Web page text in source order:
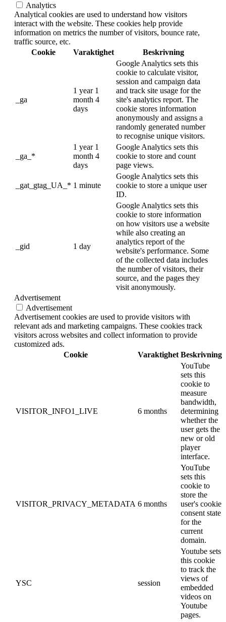
Analytics
Analytical cookies are used to understand how visitors
interact with the website. These cookies help provide
information on metrics the number of visitors, bounce rate,
traffic source, etc.
Cookie
Varaktighet Beskrivning
_ga
1 year 1
month 4
days
Google Analytics sets this
cookie to calculate visitor,
session and campaign data
and track site usage for the
site's analytics report. The
cookie stores information
anonymously and assigns a
randomly generated number
to recognise unique visitors.
_ga_*
1 year 1
month 4
days
Google Analytics sets this
cookie to store and count
page views.
_gat_gtag_UA_* 1 minute
Google Analytics sets this
cookie to store a unique user
ID.
_gid 1 day
Google Analytics sets this
cookie to store information
on how visitors use a website
while also creating an
analytics report of the
website's performance. Some
of the collected data includes
the number of visitors, their
source, and the pages they
visit anonymously.
Advertisement
Advertisement
Advertisement cookies are used to provide visitors with
relevant ads and marketing campaigns. These cookies track
visitors across websites and collect information to provide
customized ads.
Cookie
Varaktighet Beskrivning
VISITOR_INFO1_LIVE 6 months
YouTube
sets this
cookie to
measure
bandwidth,
determining
whether the
user gets the
new or old
player
interface.
VISITOR_PRIVACY_METADATA 6 months
YouTube
sets this
cookie to
store the
user's cookie
consent state
for the
current
domain.
YSC session
Youtube sets
this cookie
to track the
views of
embedded
videos on
Youtube
pages.